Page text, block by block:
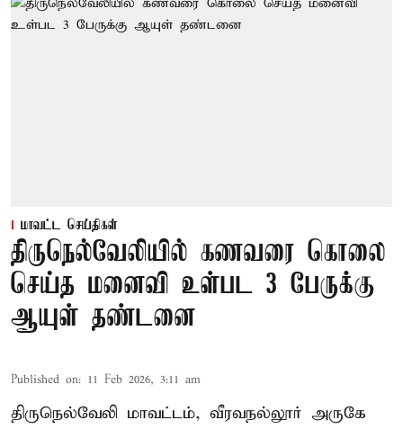
மாவட்ட செய்திகள்
திருநெல்வேலியில் கணவரை கொலை
செய்த மனைவி உள்பட 3 பேருக்கு
ஆயுள் தண்டனை
Published on: 11 Feb 2026, 3:11 am
திருநெல்வேலி மாவட்டம், வீரவநல்லூர் அருகே